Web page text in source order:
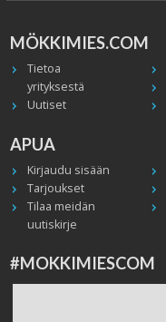
MÖKKIMIES.COM
Tietoa
yrityksestä
Uutiset
APUA
Kirjaudu sisään
Tarjoukset
Tilaa meidän
uutiskirje
#MOKKIMIESCOM